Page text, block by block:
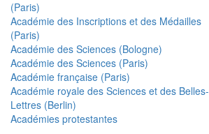
(Paris)
Académie des Inscriptions et des Médailles
(Paris)
Académie des Sciences (Bologne)
Académie des Sciences (Paris)
Académie française (Paris)
Académie royale des Sciences et des Belles-
Lettres (Berlin)
Académies protestantes